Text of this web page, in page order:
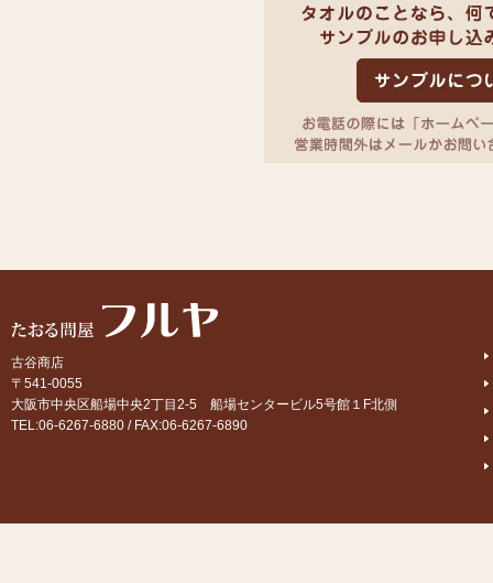
古谷商店
〒541-0055
大阪市中央区船場中央2丁目2-5 船場センタービル5号館１F北側
TEL:06-6267-6880 / FAX:06-6267-6890